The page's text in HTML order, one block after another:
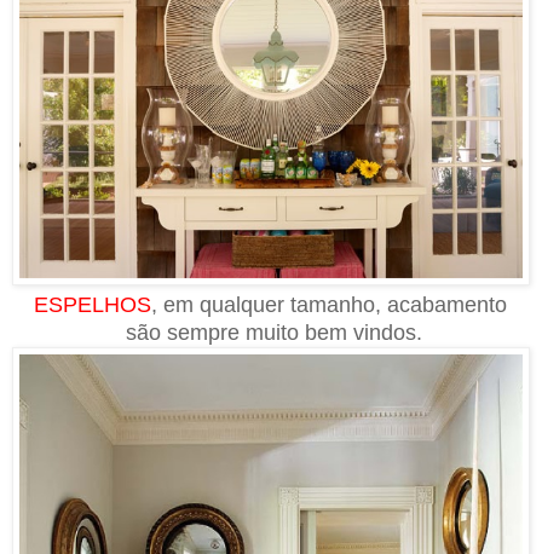
ESPELHOS, em qualquer tamanho, acabamento
são sempre muito bem vindos.